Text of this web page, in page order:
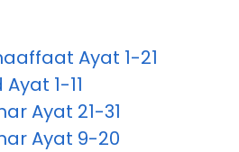
Ayat 1-21
1-11
Ayat 21-31
Ayat 9-20